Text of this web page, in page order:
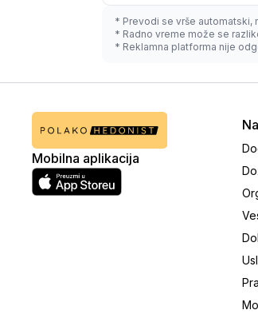
* Prevodi se vrše automatski,
* Radno vreme može se
* Reklamna platforma nije
Mobilna aplikacija